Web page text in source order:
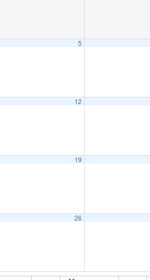
5
12
19
26